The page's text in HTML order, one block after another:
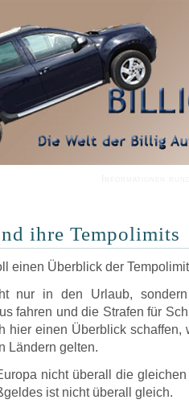
ihre Tempolimits
einen Überblick der
nur in den Urlaub,
fahren und die Strafen für
hier einen Überblick schaffen,
Ländern gelten.
nicht überall die
ist nicht überall gleich.